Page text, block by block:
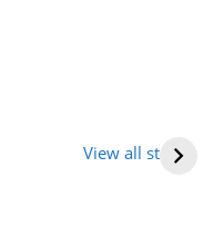
View all stories
आभूषण (women’s